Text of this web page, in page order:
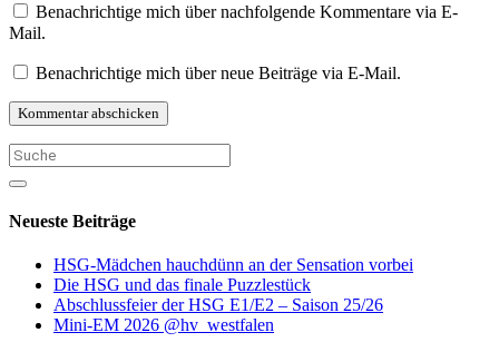
Benachrichtige mich über nachfolgende Kommentare via E-
Mail.
Benachrichtige mich über neue Beiträge via E-Mail.
Neueste Beiträge
HSG-Mädchen hauchdünn an der Sensation vorbei
Die HSG und das finale Puzzlestück
Abschlussfeier der HSG E1/E2 – Saison 25/26
Mini-EM 2026 @hv_westfalen